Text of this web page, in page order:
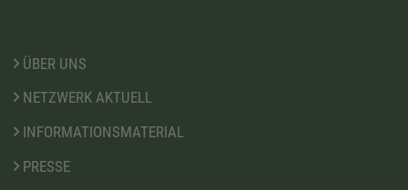
ÜBER UNS
NETZWERK AKTUELL
INFORMATIONSMATERIAL
PRESSE